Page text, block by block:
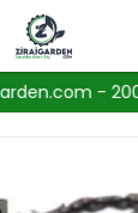
- 2001